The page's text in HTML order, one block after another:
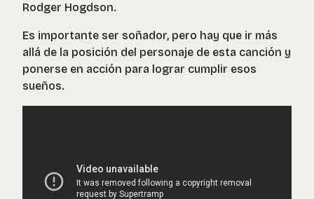
Rodger Hogdson.
Es importante ser soñador, pero hay que ir más
allá de la posición del personaje de esta canción y
ponerse en acción para lograr cumplir esos
sueños.